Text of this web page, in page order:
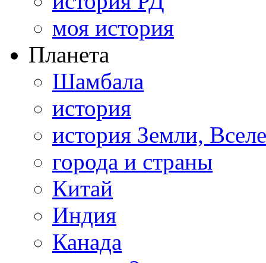
моя история
Планета
Шамбала
история
история Земли,
города и страны
Китай
Индия
Канада